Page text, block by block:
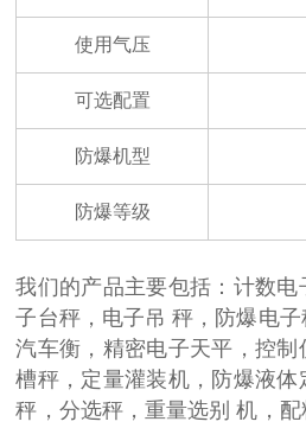
使用气压
可选配置
防爆机型
防爆等级
我们的产品主要包括：计数
子台秤，电子吊 秤，防爆电
汽车衡，精密电子天平，控
槽秤，定量灌装机，防爆液
秤，分选秤，重量选别 机，